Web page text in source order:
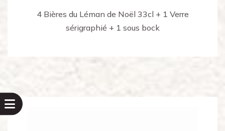
4 Bières du Léman de Noël 33cl + 1 Verre
sérigraphié + 1 sous bock